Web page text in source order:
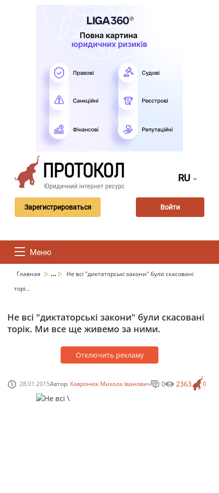
RU
Зарегистрироваться Войти
Меню
Главная ...
Не всі "диктаторські закони" були скасовані
торі...
Не всі "диктаторські закони" були скасовані
торік. Ми все ще живемо за ними.
Отключить рекламу
28.01.2015Автор:Хавронюк Микола Іванович 0
0 2363